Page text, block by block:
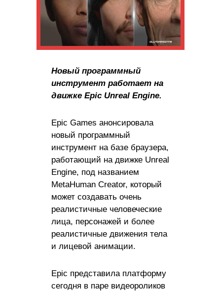
Новый программный
инструмент работает на
движке Epic Unreal Engine.
Epic Games анонсировала
новый программный
инструмент на базе браузера,
работающий на движке Unreal
Engine, под названием
MetaHuman Creator, который
может создавать очень
реалистичные человеческие
лица, персонажей и более
реалистичные движения тела
и лицевой анимации.
Epic представила платформу
сегодня в паре видеороликов